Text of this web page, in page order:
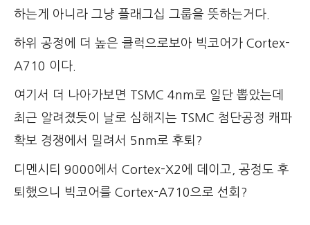
하는게 아니라 그냥 플래그십 그룹을 뜻하는거다.
하위 공정에 더 높은 클럭으로보아 빅코어가 Cortex-
A710 이다.
여기서 더 나아가보면 TSMC 4nm로 일단 뽑았는데
최근 알려졌듯이 날로 심해지는 TSMC 첨단공정 캐파
확보 경쟁에서 밀려서 5nm로 후퇴?
디멘시티 9000에서 Cortex-X2에 데이고, 공정도 후
퇴했으니 빅코어를 Cortex-A710으로 선회?